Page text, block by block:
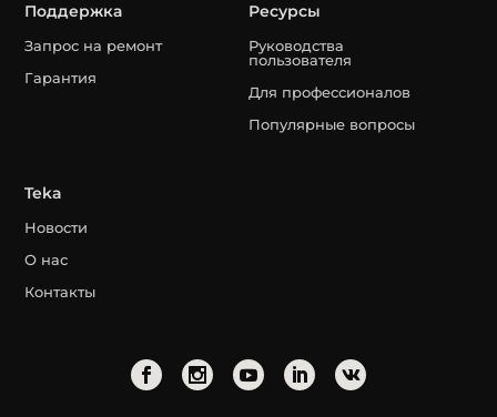
Поддержка
Запрос на ремонт
Гарантия
Ресурсы
Руководства
пользователя
Для профессионалов
Популярные вопросы
Teka
Новости
О нас
Контакты